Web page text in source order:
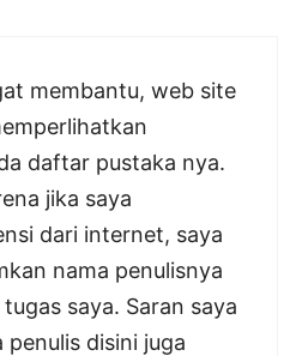
membantu, web site
daftar pustaka nya.
jika saya
dari internet, saya
nama penulisnya
saya. Saran saya
disini juga